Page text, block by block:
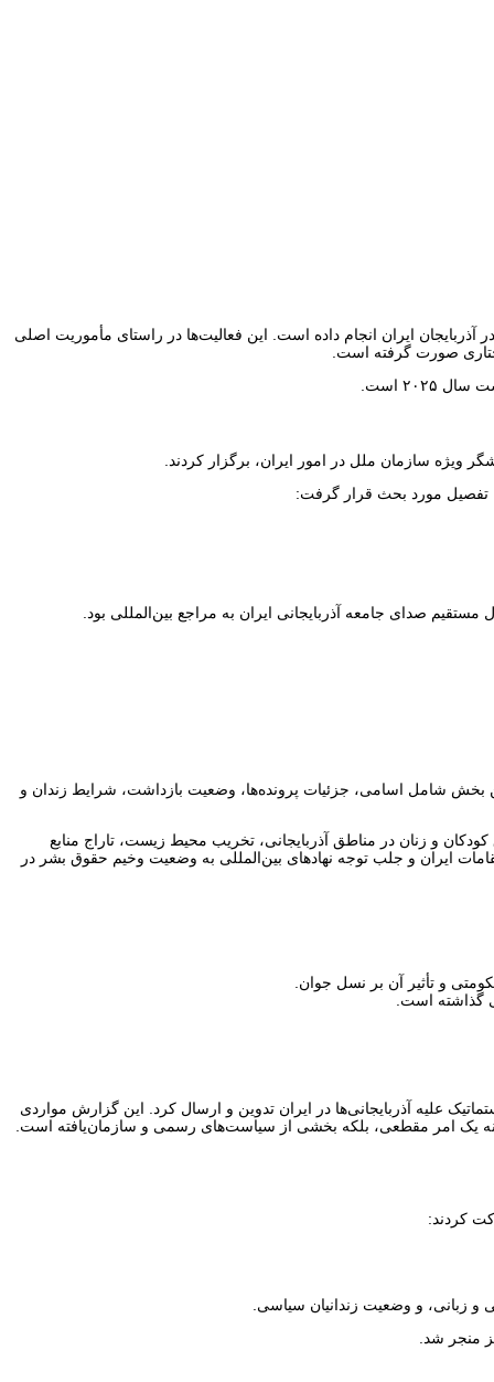
بشر در آذربایجان ایران انجام داده است. این فعالیت‌ها در راستای مأموریت اصلی
صورت گرفته است.
است.
تفصیل مورد بحث قرار گرفت:
سیاسی آذربایجانی اختصاص دارد. این بخش شامل اسامی، جزئیات پرونده‌ها، وضعیت بازداشت، شرایط زندان و
و زنان در مناطق آذربایجانی، تخریب محیط زیست، تاراج منابع
ایران و جلب توجه نهادهای بین‌المللی به وضعیت وخیم حقوق بشر در
و تأثیر آن بر نسل جوان.
علیه آذربایجانی‌ها در ایران تدوین و ارسال کرد. این گزارش مواردی
نه یک امر مقطعی، بلکه بخشی از سیاست‌های رسمی و سازمان‌یافته است.
زبانی، و وضعیت زندانیان سیاسی.
منجر شد.